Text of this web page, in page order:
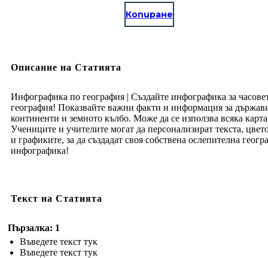
Копиране
Описание на Статията
Инфографика по география | Създайте инфографика за
география! Показвайте важни факти и информация за
континенти и земното кълбо. Може да се използва всяка
Учениците и учителите могат да персонализират текста,
и графиките, за да създадат своя собствена ослепителна
инфографика!
Текст на Статията
Пързалка: 1
Въведете текст тук
Въведете текст тук